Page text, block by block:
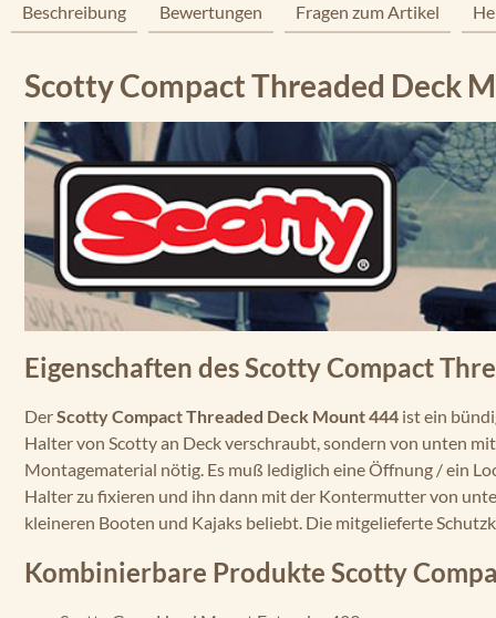
Beschreibung Bewertungen Fragen zum Artikel
Scotty Compact Threaded Deck
Eigenschaften des Scotty Compact
DerScotty Compact Threaded Deck Mount 444 ist ein
Halter von Scotty an Deck verschraubt, sondern von unten
Montagematerial nötig. Es muß lediglich eine Öffnung / ein
Halter zu fixieren und ihn dann mit der Kontermutter von
kleineren Booten und Kajaks beliebt. Die mitgelieferte
Kombinierbare Produkte Scotty